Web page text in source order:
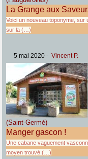
La Grange aux
Voici un nouveau toponyme, sur
sur la (…)
5 mai 2020- Vincent P.
(Saint-Germé)
Manger gascon !
Une cabane vaguement
moyen trouvé (…)